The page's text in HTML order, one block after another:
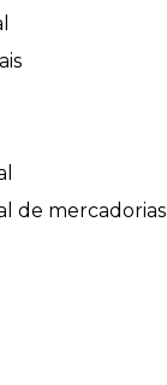
de mercadorias